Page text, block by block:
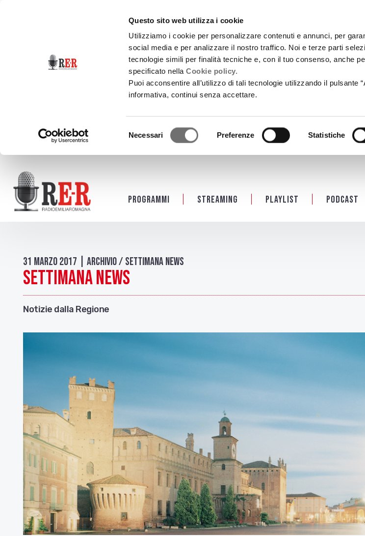
Questo sito web utilizza i cookie
Utilizziamo i cookie per personalizzare contenuti e annunci, per
social media e per analizzare il nostro traffico. Noi e terze parti
tecnologie simili per finalità tecniche e, con il tuo consenso, anche
specificato nellaCookie policy.
Puoi acconsentire all’utilizzo di tali tecnologie utilizzando il pulsante
informativa, continui senza accettare.
Necessari Preferenze Statistiche
Programmi Streaming Playlist PODCAST
31 Marzo 2017 | Archivio / Settimana news
Settimana News
Notizie dalla Regione